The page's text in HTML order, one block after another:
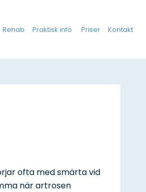
Rehab Praktisk info Priser Kontakt
ofta med smärta vid
när artrosen